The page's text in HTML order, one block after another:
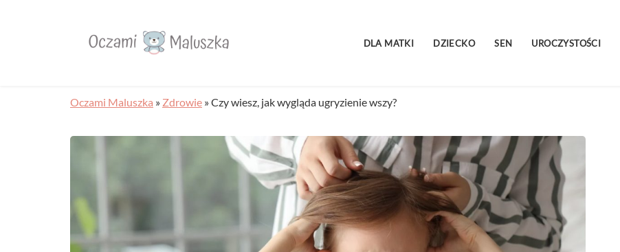
DLA MATKI DZIECKO SEN UROCZYSTOŚCI
Oczami Maluszka » Zdrowie »Czy wiesz, jak wygląda ugryzienie wszy?